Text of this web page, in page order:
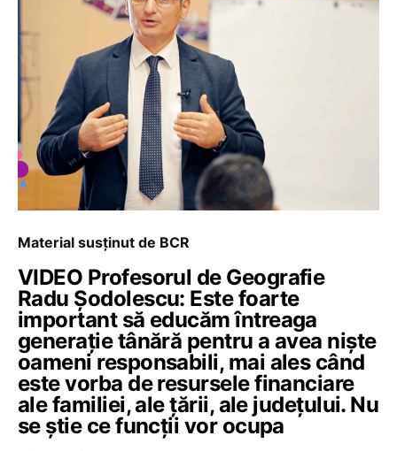
Material susținut de BCR
VIDEO Profesorul de Geografie
Radu Șodolescu: Este foarte
important să educăm întreaga
generație tânără pentru a avea niște
oameni responsabili, mai ales când
este vorba de resursele financiare
ale familiei, ale țării, ale județului. Nu
se știe ce funcții vor ocupa